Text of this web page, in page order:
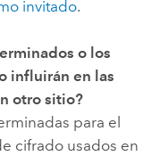
invitado.
o los
influirán en las
otro sitio?
para el
cifrado usados en